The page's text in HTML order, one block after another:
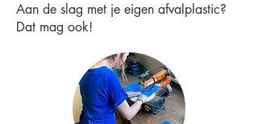
Aan de slag met je eigen afvalplastic?
Dat mag ook!